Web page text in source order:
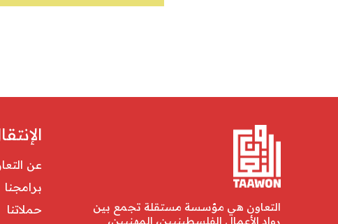
التعاون هي مؤسسة مستقلة تجمع بين
رواد الأعمال الفلسطينيين، المهنيين،
عن
برامجنا
حملاتنا